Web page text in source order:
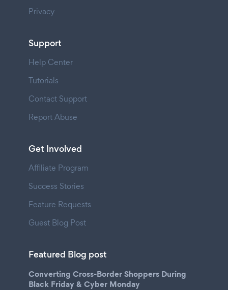
Privacy
Support
Help Center
Tutorials
Contact Support
Report Abuse
Get Involved
Affiliate Program
Success Stories
Feature Requests
Guest Blog Post
Featured Blog post
Converting Cross-Border Shoppers During
Black Friday & Cyber Monday